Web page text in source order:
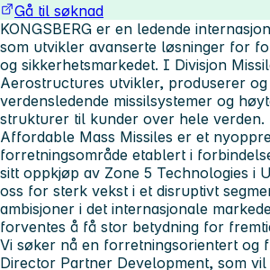
Gå til søknad
KONGSBERG er en ledende
som utvikler avanserte løsninger for
og sikkerhetsmarkedet. I Divisjon
Aerostructures utvikler, produserer
verdensledende missilsystemer og
strukturer til kunder over hele verden.
Affordable Mass Missiles er et
forretningsområde etablert i
sitt oppkjøp av Zone 5 Technologies i
oss for sterk vekst i et disruptivt
ambisjoner i det internasjonale
forventes å få stor betydning for
Vi søker nå en forretningsorientert og
Director Partner Development, som